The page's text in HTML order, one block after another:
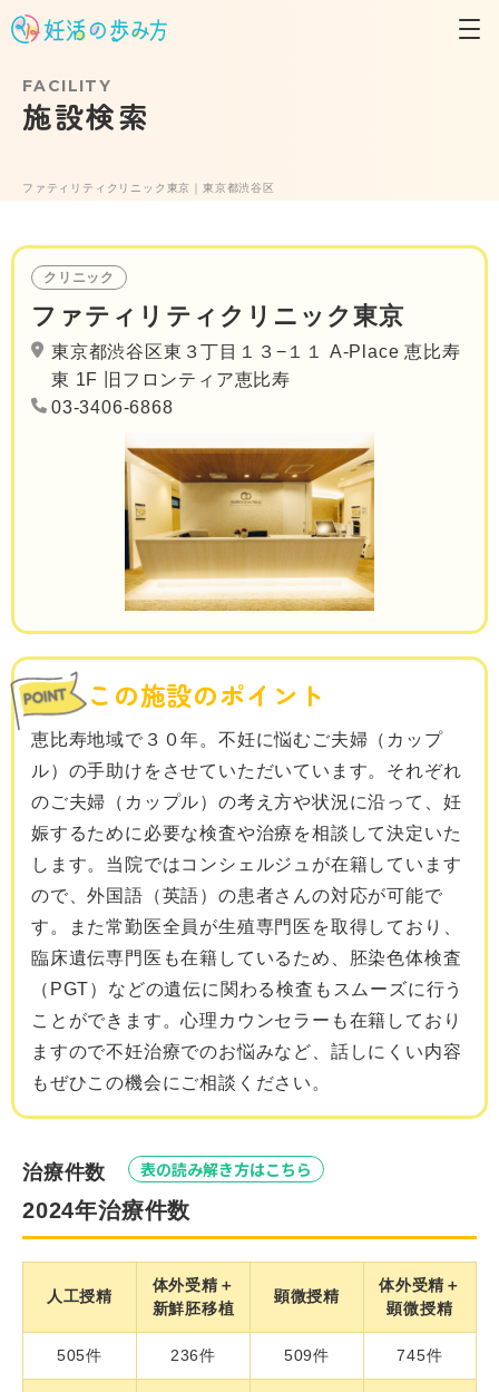
ファティリティクリニック東京｜東京都渋谷区
FACILITY
施設検索
クリニック
ファティリティクリニック東京
東京都渋谷区東３丁目１３−１１ A-Place 恵比寿
東 1F 旧フロンティア恵比寿
03-3406-6868
この施設のポイント
恵比寿地域で３０年。不妊に悩むご夫婦（カップ
ル）の手助けをさせていただいています。それぞれ
のご夫婦（カップル）の考え方や状況に沿って、妊
娠するために必要な検査や治療を相談して決定いた
します。当院ではコンシェルジュが在籍しています
ので、外国語（英語）の患者さんの対応が可能で
す。また常勤医全員が生殖専門医を取得しており、
臨床遺伝専門医も在籍しているため、胚染色体検査
（PGT）などの遺伝に関わる検査もスムーズに行う
ことができます。心理カウンセラーも在籍しており
ますので不妊治療でのお悩みなど、話しにくい内容
もぜひこの機会にご相談ください。
治療件数 表の読み解き方はこちら
2024年治療件数
人工授精
体外受精＋
新鮮胚移植
顕微授精
体外受精＋
顕微授精
505件 236件 509件 745件